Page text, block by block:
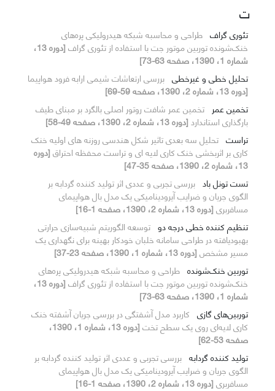
ت
تئوری گراف طراحی و محاسبه شبکه هیدرولیکی پره‌های
خنک‌شونده توربین موتور جت با استفاده از تئوری گراف
[دوره 13،
شماره 1، 1390، صفحه 63-73]
تحلیل خطی و غیرخطی بررسی ارتعاشات شیمی ارابه‌ فرود هواپیما
[دوره 13، شماره 2، 1390، صفحه 59-69]
تخمین عمر تخمین عمر شافت روتور اصلی بالگرد بر مبنای طیف
بارگذاری استاندارد [دوره 13، شماره 2، 1390، صفحه 49-58]
تراست تحلیل سه بعدی تاثیر شکل هندسی روزنه های اولیه خنک
کاری بر اثربخشی خنک کاری لایه ای و تراست محفظه احتراق [دوره
13، شماره 2، 1390، صفحه 35-47]
تست تونل باد بررسی تجربی و عددی اثر تولید کننده گردابه بر
الگوی جریان و ضرایب آیرودینامیکی یک مدل بال هواپیمای
مسافربری [دوره 13، شماره 2، 1390، صفحه 1-16]
تنظیم کننده خطی درجه دو توسعه الگوریتم شبیه‌سازی حرارتی
بهبودیافته در طراحی سامانه خلبان خودکار بهینه برای نگهداری یک
مسیر مشخص [دوره 13، شماره 1، 1390، صفحه 23-37]
توربین خنک‌شونده طراحی و محاسبه شبکه هیدرولیکی پره‌های
خنک‌شونده توربین موتور جت با استفاده از تئوری گراف
[دوره 13،
شماره 1، 1390، صفحه 63-73]
توربین‌های گازی کاربرد مدل آشفتگی در بررسی جریان آشفته خنک
کاری لایه‌ای روی یک سطح تخت
[دوره 13، شماره 1، 1390،
صفحه 53-62]
تولید کننده گردابه بررسی تجربی و عددی اثر تولید کننده گردابه بر
الگوی جریان و ضرایب آیرودینامیکی یک مدل بال هواپیمای
مسافربری [دوره 13، شماره 2، 1390، صفحه 1-16]